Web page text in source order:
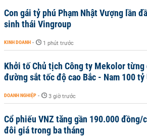
Con gái tỷ phú Phạm Nhật Vượng lần
sinh thái Vingroup
KINH DOANH - 1 phút trước
Khởi tố Chủ tịch Công ty Mekolor từng
đường sắt tốc độ cao Bắc - Nam 100 tỷ
DOANH NGHIỆP - 3 giờ trước
Cổ phiếu VNZ tăng gần 190.000 đồng/
đôi giá trong ba tháng